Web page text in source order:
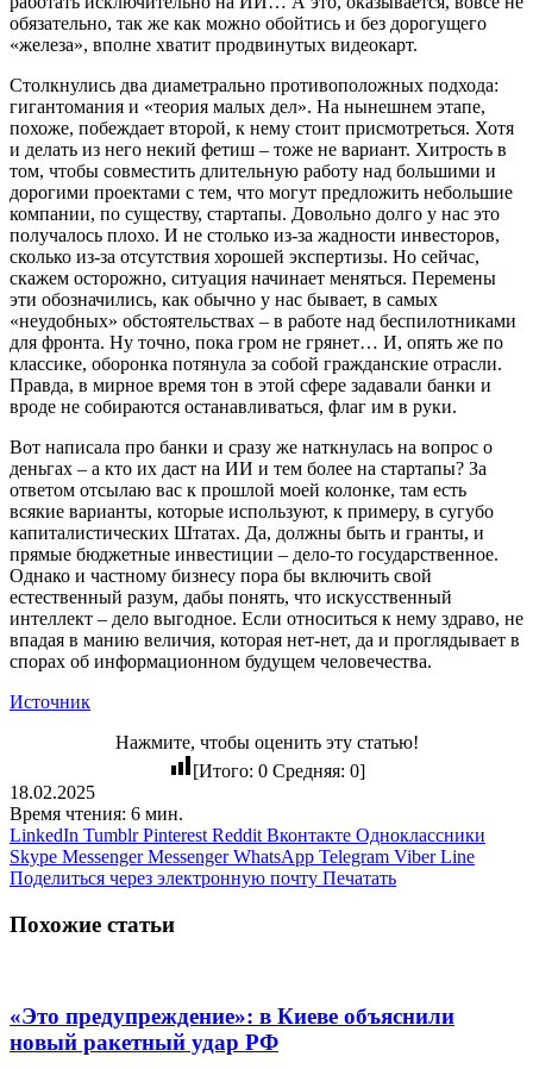
обязательно, так же как можно обойтись и без дорогущего
«железа», вполне хватит продвинутых видеокарт.
Столкнулись два диаметрально противоположных подхода:
гигантомания и «теория малых дел». На нынешнем этапе,
похоже, побеждает второй, к нему стоит присмотреться. Хотя
и делать из него некий фетиш – тоже не вариант. Хитрость в
том, чтобы совместить длительную работу над большими и
дорогими проектами с тем, что могут предложить небольшие
компании, по существу, стартапы. Довольно долго у нас это
получалось плохо. И не столько из-за жадности инвесторов,
сколько из-за отсутствия хорошей экспертизы. Но сейчас,
скажем осторожно, ситуация начинает меняться. Перемены
эти обозначились, как обычно у нас бывает, в самых
«неудобных» обстоятельствах – в работе над беспилотниками
для фронта. Ну точно, пока гром не грянет… И, опять же по
классике, оборонка потянула за собой гражданские отрасли.
Правда, в мирное время тон в этой сфере задавали банки и
вроде не собираются останавливаться, флаг им в руки.
Вот написала про банки и сразу же наткнулась на вопрос о
деньгах – а кто их даст на ИИ и тем более на стартапы? За
ответом отсылаю вас к прошлой моей колонке, там есть
всякие варианты, которые используют, к примеру, в сугубо
капиталистических Штатах. Да, должны быть и гранты, и
прямые бюджетные инвестиции – дело-то государственное.
Однако и частному бизнесу пора бы включить свой
естественный разум, дабы понять, что искусственный
интеллект – дело выгодное. Если относиться к нему здраво, не
впадая в манию величия, которая нет-нет, да и проглядывает в
спорах об информационном будущем человечества.
Источник
Нажмите, чтобы оценить эту статью!
[Итого: 0Средняя: 0]
18.02.2025
Время чтения: 6 мин.
LinkedIn Tumblr Pinterest Reddit Вконтакте Одноклассники
Skype Messenger Messenger WhatsApp Telegram Viber Line
Поделиться через электронную почту Печатать
Похожие статьи
«Это предупреждение»: в Киеве объяснили
новый ракетный удар РФ